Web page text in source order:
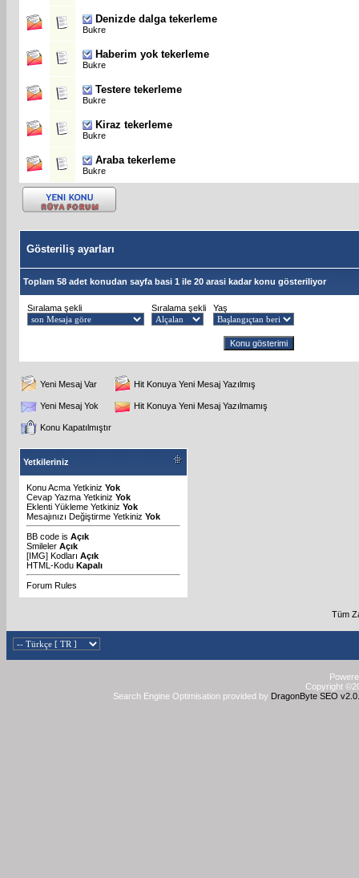
Denizde dalga tekerleme
Bukre
Haberim yok tekerleme
Bukre
Testere tekerleme
Bukre
Kiraz tekerleme
Bukre
Araba tekerleme
Bukre
Gösteriliş ayarları
Toplam 58 adet konudan sayfa basi 1 ile 20 arasi kadar konu gösteriliyor
Sıralama şekli Sıralama şekli Yaş
Yeni Mesaj Var Hit Konuya Yeni Mesaj Yazılmış
Yeni Mesaj Yok Hit Konuya Yeni Mesaj Yazılmamış
Konu Kapatılmıştır
Yetkileriniz
Konu Acma Yetkiniz Yok
Cevap Yazma Yetkiniz Yok
Eklenti Yükleme Yetkiniz Yok
Mesajınızı Değiştirme Yetkiniz Yok
BB code is Açık
Smileler Açık
[IMG] Kodları Açık
HTML-Kodu Kapalı
Forum Rules
Tüm
Copyright
Search Engine Optimisation provided by DragonByte SEO